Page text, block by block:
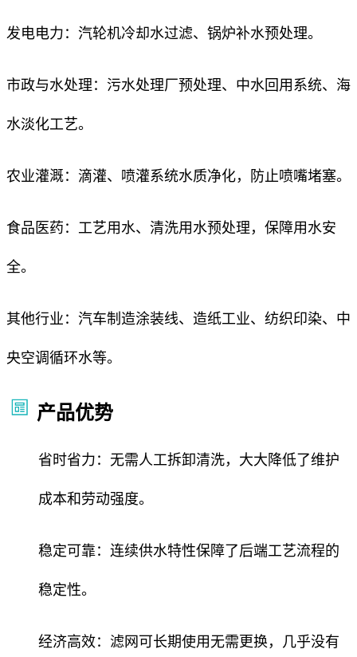
发电电力：汽轮机冷却水过滤、锅炉补水预处理。
市政与水处理：污水处理厂预处理、中水回用系统、海
水淡化工艺。
农业灌溉：滴灌、喷灌系统水质净化，防止喷嘴堵塞。
食品医药：工艺用水、清洗用水预处理，保障用水安
全。
其他行业：汽车制造涂装线、造纸工业、纺织印染、中
央空调循环水等。
产品优势
省时省力：无需人工拆卸清洗，大大降低了维护
成本和劳动强度。
稳定可靠：连续供水特性保障了后端工艺流程的
稳定性。
经济高效：滤网可长期使用无需更换，几乎没有